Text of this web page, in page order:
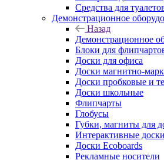
Средства для
Демонстрационное
Назад
Демонстрационное
Блоки для
Доски для офиса
Доски магнитно-
Доски пробковые и
Доски школьные
Флипчарты
Глобусы
Губки, магниты для
Интерактивные
Доски Ecoboards
Рекламные носители